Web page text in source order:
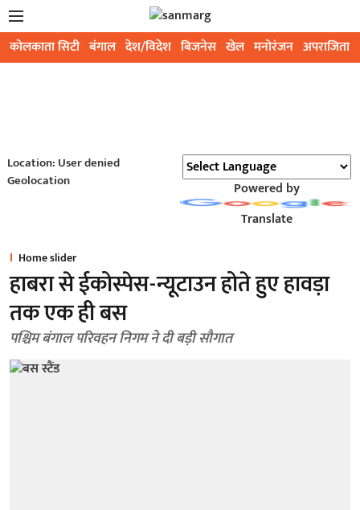
कोलकाता सिटी बंगाल देश/विदेश बिजनेस खेल मनोरंजन अपराजिता
Location: User denied
Geolocation
Powered by
Translate
Home slider
हाबरा से ईकोस्पेस-न्यूटाउन होते हुए हावड़ा
तक एक ही बस
पश्चिम बंगाल परिवहन निगम ने दी बड़ी सौगात